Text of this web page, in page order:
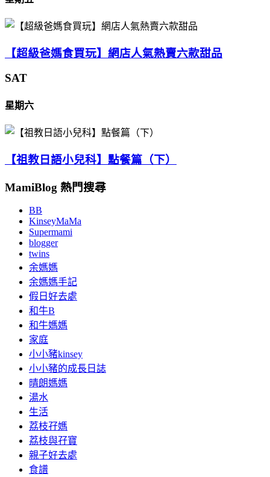
【超級爸媽食買玩】網店人氣熱賣六款甜品
SAT
星期六
【祖教日語小兒科】點餐篇（下）
MamiBlog 熱門搜尋
BB
KinseyMaMa
Supermami
blogger
twins
余媽媽
余媽媽手記
假日好去處
和牛B
和牛媽媽
家庭
小小豬kinsey
小小豬的成長日誌
晴朗媽媽
湯水
生活
荔枝孖媽
荔枝與孖寶
親子好去處
食譜